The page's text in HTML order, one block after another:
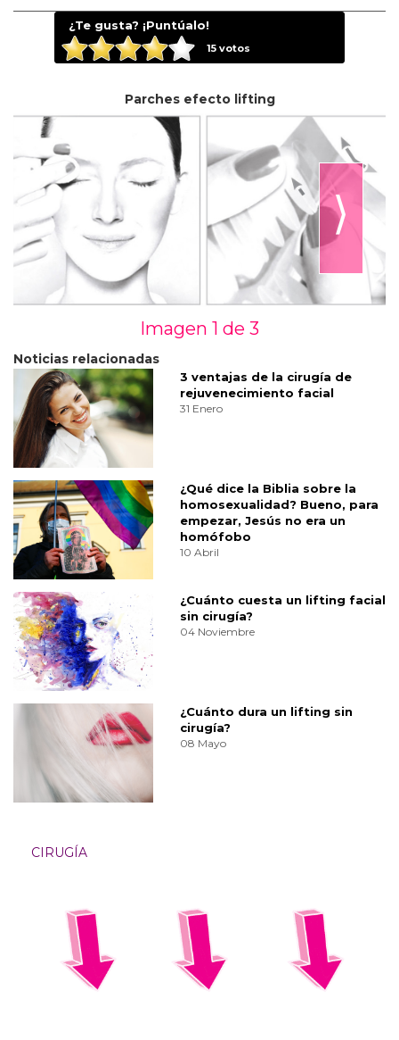
¿Te gusta? ¡Puntúalo!
15votos
Parches efecto lifting
⟩
Imagen 1 de 3
Noticias relacionadas
3 ventajas de la cirugía de
rejuvenecimiento facial
31 Enero
¿Qué dice la Biblia sobre la
homosexualidad? Bueno, para
empezar, Jesús no era un
homófobo
10 Abril
¿Cuánto cuesta un lifting facial
sin cirugía?
04 Noviembre
¿Cuánto dura un lifting sin
cirugía?
08 Mayo
CIRUGÍA